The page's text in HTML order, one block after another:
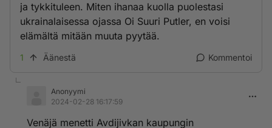
ja tykkituleen. Miten ihanaa kuolla puolestasi
ukrainalaisessa ojassa Oi Suuri Putler, en voisi
elämältä mitään muuta pyytää.
1 Äänestä Kommentoi
Anonyymi
2024-02-28 16:17:59
Venäjä menetti Avdijivkan kaupungin